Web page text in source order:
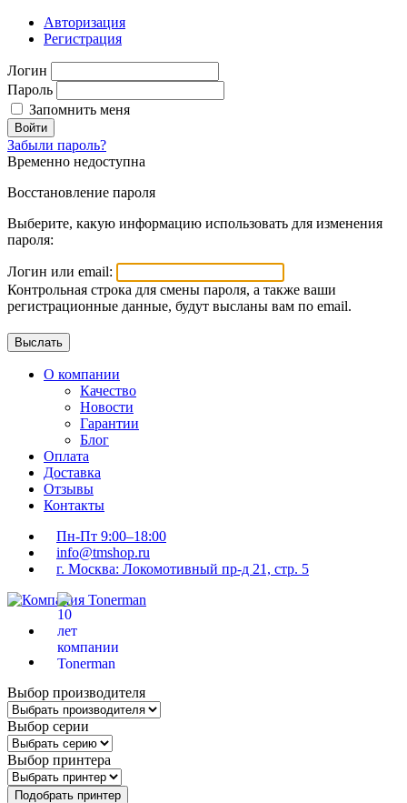
Авторизация
Регистрация
Логин
Пароль
Запомнить меня
Войти
Забыли пароль?
Временно недоступна
Восстановление пароля
Выберите, какую информацию использовать для изменения
пароля:
Логин или email:
Контрольная строка для смены пароля, а также ваши
регистрационные данные, будут высланы вам по email.
О компании
Качество
Новости
Гарантии
Блог
Оплата
Доставка
Отзывы
Контакты
Пн-Пт 9:00–18:00
info@tmshop.ru
г. Москва: Локомотивный пр-д 21, стр. 5
Выбор производителя
Выбор серии
Выбор принтера
Подобрать принтер